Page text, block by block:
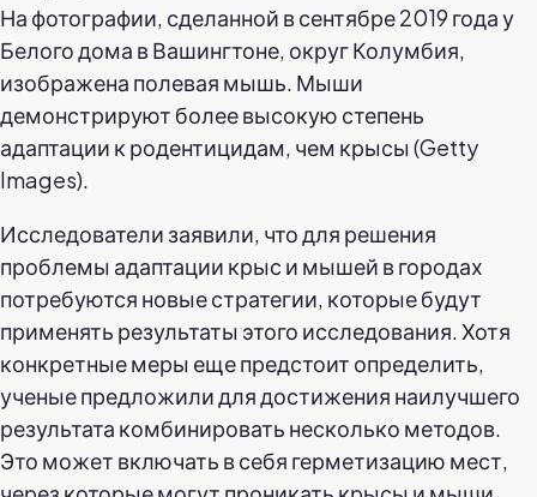
На фотографии, сделанной в сентябре 2019 года у
Белого дома в Вашингтоне, округ Колумбия,
изображена полевая мышь. Мыши
демонстрируют более высокую степень
адаптации к родентицидам, чем крысы (Getty
Images).
Исследователи заявили, что для решения
проблемы адаптации крыс и мышей в городах
потребуются новые стратегии, которые будут
применять результаты этого исследования. Хотя
конкретные меры еще предстоит определить,
ученые предложили для достижения наилучшего
результата комбинировать несколько методов.
Это может включать в себя герметизацию мест,